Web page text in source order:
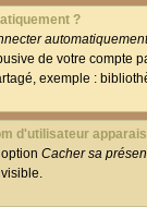
?
de votre compte
exemple :
d'utilisateur
Cacher sa